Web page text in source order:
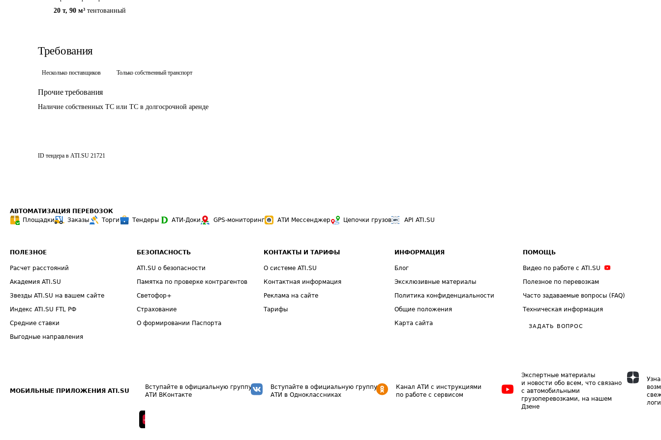
20 т, 90 м³ тентованный
Требования
Несколько поставщиков Только собственный транспорт
Прочие требования
Наличие собственных ТС или ТС в долгосрочной аренде
ID тендера в ATI.SU 21721
АВТОМАТИЗАЦИЯ ПЕРЕВОЗОК
Площадки
Заказы Торги Тендеры АТИ-Доки GPS-мониторинг АТИ Мессенджер Цепочки грузов API ATI.SU
ПОЛЕЗНОЕ
Расчет расстояний
Академия ATI.SU
Звезды ATI.SU на вашем сайте
Индекс ATI.SU FTL РФ
Средние ставки
Выгодные направления
БЕЗОПАСНОСТЬ
ATI.SU о безопасности
Памятка по проверке контрагентов
Светофор+
Страхование
О формировании Паспорта
КОНТАКТЫ И ТАРИФЫ
О системе ATI.SU
Контактная информация
Реклама на сайте
Тарифы
ИНФОРМАЦИЯ
Блог
Эксклюзивные материалы
Политика конфиденциальности
Общие положения
Карта сайта
ПОМОЩЬ
Видео по работе с ATI.SU
Полезное по перевозкам
Часто задаваемые вопросы (FAQ)
Техническая информация
ЗАДАТЬ ВОПРОС
МОБИЛЬНЫЕ ПРИЛОЖЕНИЯ ATI.SU
Вступайте в официальную группу
АТИ ВКонтакте
Вступайте в официальную группу
АТИ в Одноклассниках
Канал АТИ с инструкциями
по работе с сервисом
Экспертные материалы
и новости обо всем, что связано
с автомобильными
грузоперевозками, на нашем
Дзене